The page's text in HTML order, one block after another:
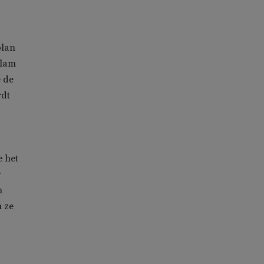
de
het
ze